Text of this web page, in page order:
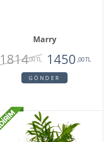
Marry
1814,00 TL 1450 ,00 TL
GÖNDER